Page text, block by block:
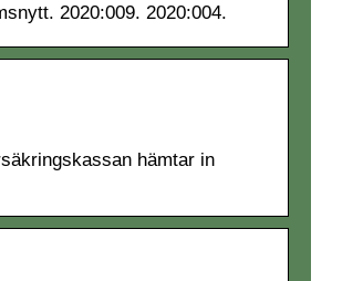
2020:009. 2020:004.
hämtar in